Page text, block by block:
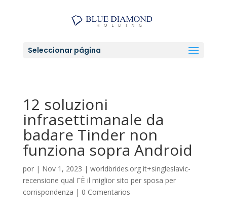
Seleccionar página
12 soluzioni
infrasettimanale da
badare Tinder non
funziona sopra Android
por | Nov 1, 2023 | worldbrides.org it+singleslavic-
recensione qual ГЁ il miglior sito per sposa per
corrispondenza | 0 Comentarios